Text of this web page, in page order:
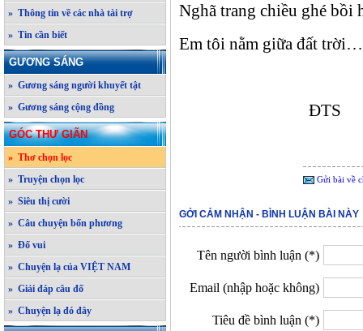
» Thông tin về các nhà tài trợ
» Tin cần biết
GƯƠNG SÁNG
» Gương sáng người khuyết tật
» Gương sáng cộng đồng
GÓC THƯ GIÃN
» Thơ chọn lọc
» Truyện chọn lọc
» Siêu thị cười
» Câu chuyện bốn phương
» Đố vui
» Chuyện lạ của VIỆT NAM
» Giải đáp câu đố
» Chuyện lạ đó đây
Nghã trang chiều ghé bồi
Em tôi nằm giữa đất
ĐTS
Gửi bài về
GỞI CẢM NHẬN - BÌNH LUẬN BÀI NÀY
Tên người bình luận (*)
Email (nhập hoặc không)
Tiêu đề bình luận (*)